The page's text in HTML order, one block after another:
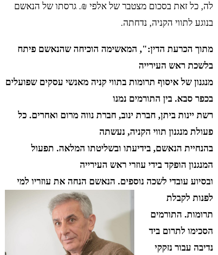
לה, כל זאת בסכום מצטבר של אלפי ₪. גרסתו של הנאשם
בנוגע לתווי הקניה, נדחתה.
מתוך הכרעת הדין:", המאשימה הוכיחה שהנאשם פיתח
בלשכת ראש העירייה
מנגנון של איסוף תרומות בתווי קניה מאנשי עסקים שפועלים
בכפר סבא. בין התורמים נמנו
רשת יינות ביתן, חברת ינוב, חברת נווה מרום ואחרים. כל
פעולת מנגנון תווי הקניה, נעשתה
בהנחיית הנאשם, בידיעתו ובשליטתו המלאה. תפעול
המנגנון הופקד בידי עוזרי ראש העירייה
ובסיוע עובדי לשכה נוספים. הנאשם הנחה את עוזריו למי
לפנות לקבלת
תרומות. התורמים
הסכימו לתרום ביד
נדיבה עבור נזקקי